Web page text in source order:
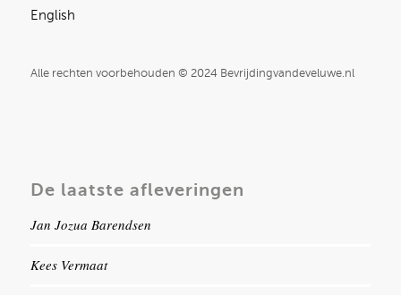
English
Alle rechten voorbehouden © 2024 Bevrijdingvandeveluwe.nl
De laatste afleveringen
Jan Jozua Barendsen
Kees Vermaat